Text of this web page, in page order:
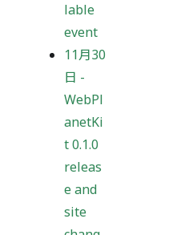
lable
event
11月30
日 -
WebPl
anetKi
t 0.1.0
releas
e and
site